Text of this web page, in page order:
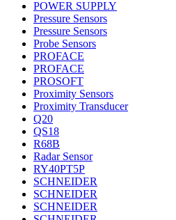
POWER SUPPLY
Pressure Sensors
Pressure Sensors
Probe Sensors
PROFACE
PROFACE
PROSOFT
Proximity Sensors
Proximity Transducer
Q20
QS18
R68B
Radar Sensor
RY40PT5P
SCHNEIDER
SCHNEIDER
SCHNEIDER